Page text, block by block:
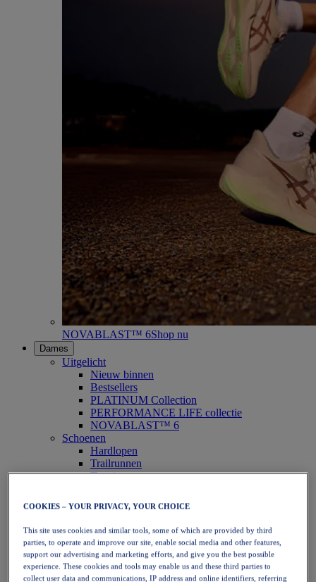
NOVABLAST™ 6Shop nu
Dames
Uitgelicht
Nieuw binnen
Bestsellers
PLATINUM Collection
PERFORMANCE LIFE collectie
NOVABLAST™ 6
Schoenen
Hardlopen
Trailrunnen
Tennis
Handbal
Netbal
SportStyle
Bovenkleding
Sport-bh's
Tanktops
COOKIES – YOUR PRIVACY, YOUR CHOICE
This site uses cookies and similar tools, some of which are provided by third
parties, to operate and improve our site, enable social media and other features,
support our advertising and marketing efforts, and give you the best possible
experience. These cookies and tools may enable us and these third parties to
collect user data and communications, IP address and online identifiers, referring